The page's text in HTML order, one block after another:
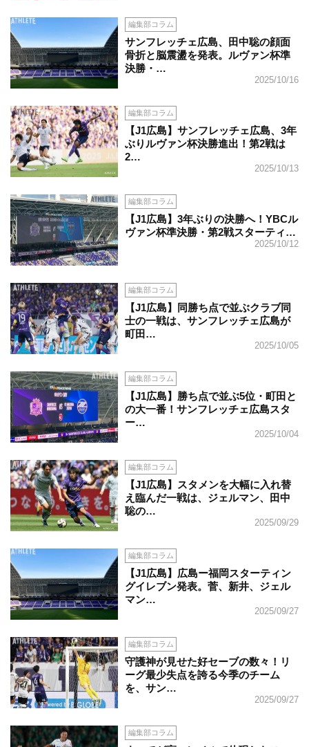
編集部コラム
サンフレッチェ広島、田中聡の顔面
骨折と脳震盪を発表。ルヴァン杯準
決勝・…
2025/10/16
編集部コラム
【J1広島】サンフレッチェ広島、3年
ぶりルヴァン杯決勝進出！第2戦は
2…
2025/10/13
編集部コラム
【J1広島】3年ぶりの決勝へ！YBCル
ヴァン杯準決勝・第2戦スターティ…
2025/10/12
編集部コラム
【J1広島】同勝ち点で並ぶクラブ同
士の一戦は、サンフレッチェ広島が
町田…
2025/10/05
編集部コラム
【J1広島】勝ち点で並ぶ5位・町田と
の大一番！サンフレッチェ広島スタ
ー…
2025/10/04
編集部コラム
【J1広島】スタメンを大幅に入れ替
え臨んだ一戦は、ジェルマン、田中
聡の…
2025/09/29
編集部コラム
【J1広島】広島ー福岡スターティン
グイレブン発表。菅、新井、ジェル
マン…
2025/09/27
編集部コラム
守護神が見せた好セーブの数々！リ
ーグ最少失点を誇る今季のチーム
を、サン…
2025/09/27
編集部コラム